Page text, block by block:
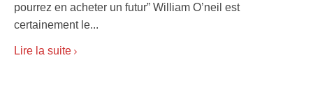
pourrez en acheter un futur” William O’neil est
certainement le...
Lire la suite